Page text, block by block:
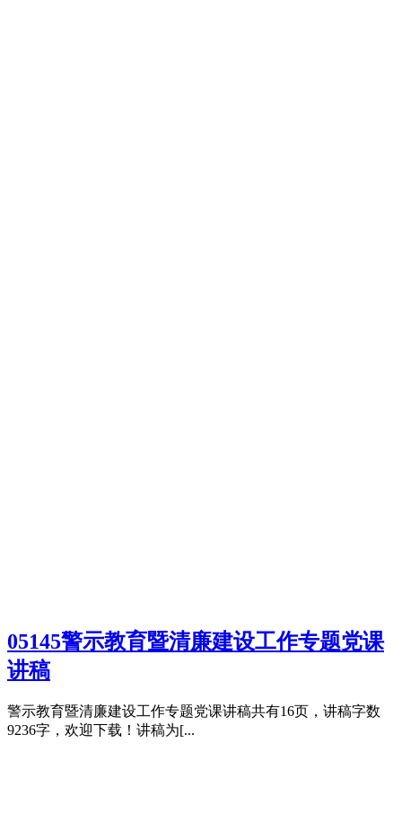
05145警示教育暨清廉建设工作专题党课
讲稿
警示教育暨清廉建设工作专题党课讲稿共有16页，讲稿字数
9236字，欢迎下载！讲稿为[...